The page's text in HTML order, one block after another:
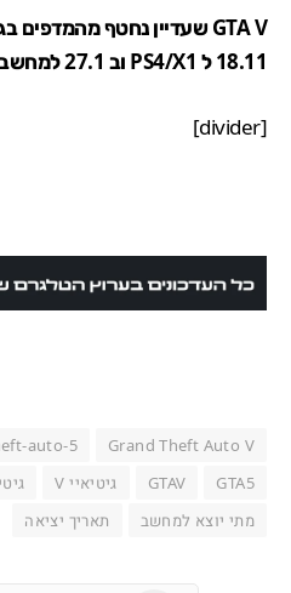
GTA V ש עדיין נחטף מהמדפים
18.11 ל PS4/X1 וב 27.1 למחשב האישי.
[divider]
Grand Theft Auto V
auto-5
GTA5
GTAV גיטיאיי V
מתי יוצא למחשב
תאריך יציאה